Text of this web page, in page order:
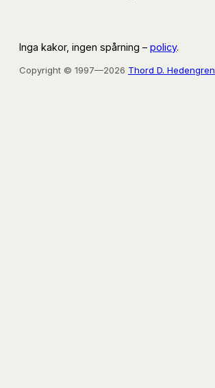
Inga kakor, ingen spårning – policy.
Copyright © 1997—2026 Thord D. Hedengren